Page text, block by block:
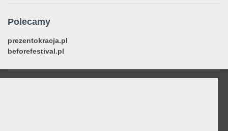
Polecamy
prezentokracja.pl
beforefestival.pl